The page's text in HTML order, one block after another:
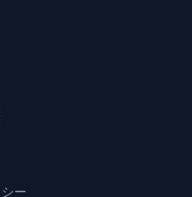
ー